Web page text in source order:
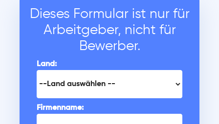
Dieses Formular ist nur für
Arbeitgeber, nicht für
Bewerber.
Land:
Firmenname: